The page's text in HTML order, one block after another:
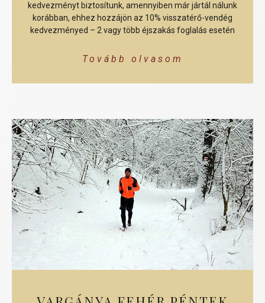
kedvezményt biztosítunk, amennyiben már jártál nálunk
korábban, ehhez hozzájön az 10% visszatérő-vendég
kedvezményed – 2 vagy több éjszakás foglalás esetén
Tovább olvasom